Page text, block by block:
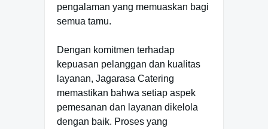
pengalaman yang memuaskan bagi
semua tamu.
Dengan komitmen terhadap
kepuasan pelanggan dan kualitas
layanan, Jagarasa Catering
memastikan bahwa setiap aspek
pemesanan dan layanan dikelola
dengan baik. Proses yang